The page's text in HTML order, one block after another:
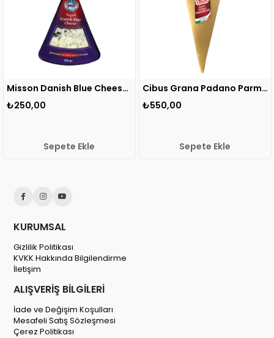
Misson Danish Blue Cheese (Rokfor Peyniri) 100 gr 1 ADET
Sepete Ekle
Cibus Grana Padano Parmesan Peyniri 200 gr 1 ADET
₺550,00
Sepete Ekle
KURUMSAL
Gizlilik Politikası
KVKK Hakkında Bilgilendirme
İletişim
ALIŞVERİŞ BİLGİLERİ
İade ve Değişim Koşulları
Mesafeli Satış Sözleşmesi
Çerez Politikası